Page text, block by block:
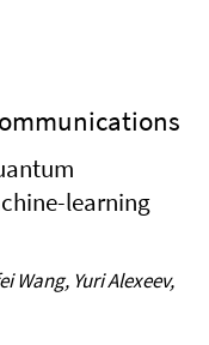
learning
Wang, Yuri Alexeev,